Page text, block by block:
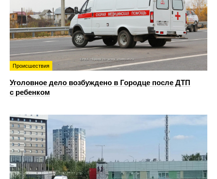
Происшествия
Уголовное дело возбуждено в Городце после ДТП
с ребенком